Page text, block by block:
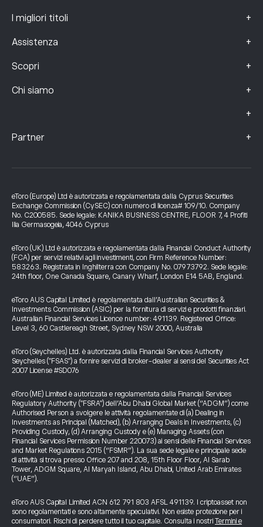
I migliori titoli +
Assistenza +
Scopri +
Chi siamo +
+
Partner +
eToro (Europe) Ltd è autorizzata e regolamentata dalla Cyprus Securities
Exchange Commission (CySEC) con numero di licenza# 109/10. Company
No. C200585. Sede legale: KANIKA BUSINESS CENTRE, FLOOR 7, 4 Profiti
Ilia Germasogeia, 4046 Cyprus
eToro (UK) Ltd è autorizzata e regolamentata dalla Financial Conduct Authority
(FCA) per servizi relativi agli investimenti, con Firm Reference Number:
583263. Registrata in Inghilterra con Company No. 07973792. Sede legale:
24th floor, One Canada Square, Canary Wharf, London E14 5AB, England.
eToro AUS Capital Limited è regolamentata dall’Australian Securities &
Investments Commission (ASIC) per la fornitura di servizi e prodotti finanziari.
Australian Financial Services Licence number: 491139. Registered Office:
Level 3, 60 Castlereagh Street, Sydney NSW 2000, Australia
eToro (Seychelles) Ltd. è autorizzata dalla Financial Services Authority
Seychelles ("FSAS") a fornire servizi di broker-dealer ai sensi del Securities Act
2007 License #SD076
eToro (ME) Limited è autorizzata e regolamentata dalla Financial Services
Regulatory Authority ("FSRA") dell’Abu Dhabi Global Market (“ADGM”) come
Authorised Person a svolgere le attività regolamentate di (a) Dealing in
Investments as Principal (Matched), (b) Arranging Deals in Investments, (c)
Providing Custody, (d) Arranging Custody e (e) Managing Assets (con
Financial Services Permission Number 220073) ai sensi delle Financial Services
and Market Regulations 2015 (“FSMR”). La sua sede legale e principale sede
di attività si trova presso Office 207 and 208, 15th Floor Floor, Al Sarab
Tower, ADGM Square, Al Maryah Island, Abu Dhabi, United Arab Emirates
(“UAE”).
eToro AUS Capital Limited ACN 612 791 803 AFSL 491139. I criptoasset non
sono regolamentati e sono altamente speculativi. Non esiste protezione per i
consumatori. Rischi di perdere tutto il tuo capitale. Consulta i nostri Termini e